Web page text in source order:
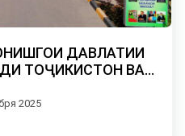
ДАВЛАТИИ
ТОҶИКИСТОН ВА
2025